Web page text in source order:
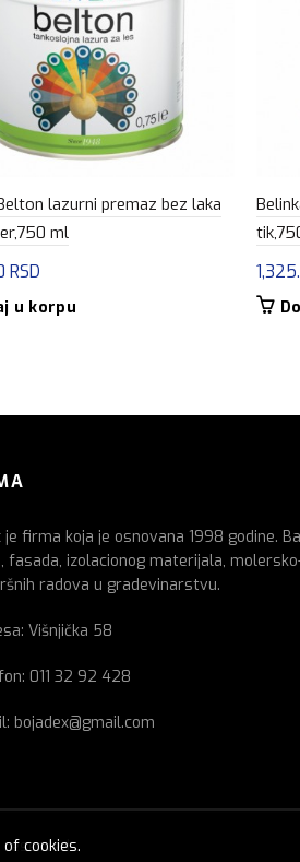
lazurni premaz bez laka
ml
RSD
u korpu
je firma koja je osnovana 1998 godine.
fasada, izolacionog materijala,
radova u gradevinarstvu.
Višnjička 58
011 32 92 428
bojadex@gmail.com
cookies.